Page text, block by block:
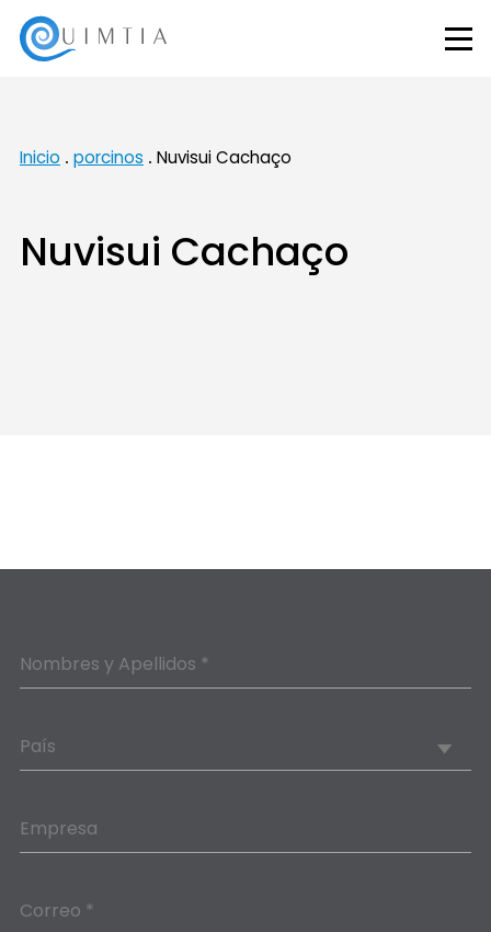
Inicio porcinos Nuvisui Cachaço
Nuvisui Cachaço
Nombres y Apellidos *
País
Empresa
Correo *